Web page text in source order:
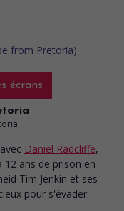
écrans
avec Daniel Radcliffe,
12 ans de prison en
Tim Jenkin et ses
pour s'évader.